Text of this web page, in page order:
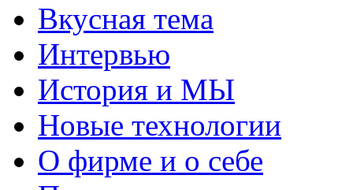
Вкусная тема
Интервью
История и МЫ
Новые технологии
О фирме и о себе